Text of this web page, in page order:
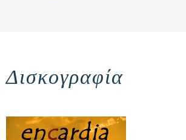
Δισκογραφία